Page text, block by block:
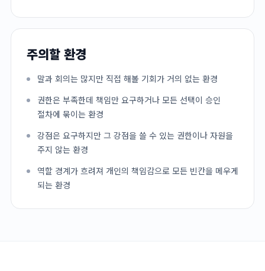
주의할 환경
말과 회의는 많지만 직접 해볼 기회가 거의 없는 환경
권한은 부족한데 책임만 요구하거나 모든 선택이 승인
절차에 묶이는 환경
강점은 요구하지만 그 강점을 쓸 수 있는 권한이나 자원을
주지 않는 환경
역할 경계가 흐려져 개인의 책임감으로 모든 빈칸을 메우게
되는 환경